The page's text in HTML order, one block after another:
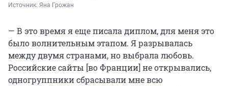
Источник: Яна Грожан
— В это время я еще писала диплом, для меня это
было волнительным этапом. Я разрывалась
между двумя странами, но выбрала любовь.
Российские сайты [во Франции] не открывались,
одногруппники сбрасывали мне всю